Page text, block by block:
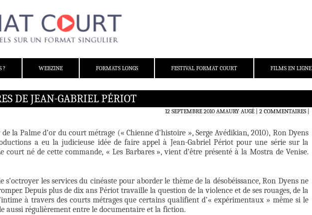
?
WEBZINE FORMATS LONGS FESTIVAL FORMAT COURT FILMS EN LIGNE
DE JEAN-GABRIEL PÉRIOT
12 SEPTEMBRE 2010 AMAURY AUGÉ 2 COMMENTAIRES|
la Palme d’or du court métrage (« Chienne d’histoire », Serge Avédikian, 2010), Ron Dyens
a eu la judicieuse idée de faire appel à Jean-Gabriel Périot pour une série sur la
court né de cette commande, « Les Barbares », vient d’être présenté à la Mostra de Venise.
s’octroyer les services du cinéaste pour aborder le thème de la désobéissance, Ron Dyens ne
Depuis plus de dix ans Périot travaille la question de la violence et de ses rouages, de la
à travers des courts métrages que certains qualifient d’« expérimentaux » même si le
aussi régulièrement entre le documentaire et la fiction.